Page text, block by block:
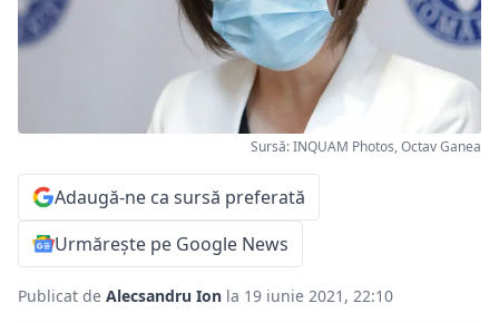
Sursă: INQUAM Photos, Octav Ganea
Adaugă-ne ca sursă preferată
Urmărește pe Google News
Publicat de Alecsandru Ion la 19 iunie 2021, 22:10